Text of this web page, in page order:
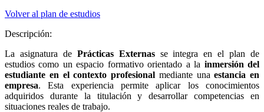
Volver al plan de estudios
Descripción:
La asignatura de Prácticas Externasse integra en el plan de
estudios como un espacio formativo orientado a la inmersión del
estudiante en el contexto profesional mediante unaestancia en
empresa. Esta experiencia permite aplicar los conocimientos
adquiridos durante la titulación y desarrollar competencias en
situaciones reales de trabajo.